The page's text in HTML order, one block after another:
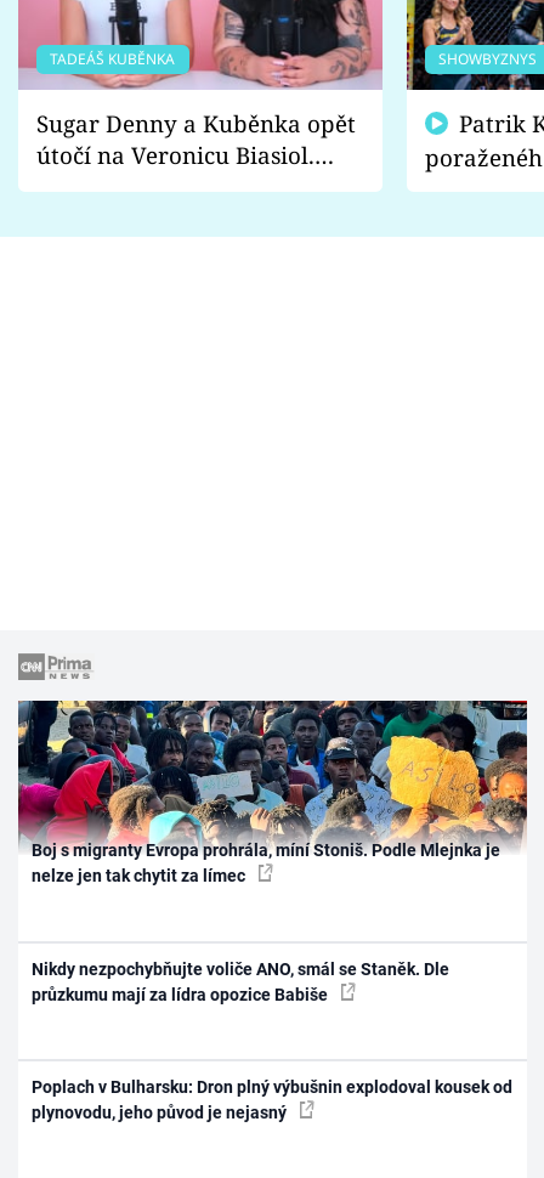
TADEÁŠ KUBĚNKA
Sugar Denny a Kuběnka opět
útočí na Veronicu Biasiol.
Proč je podle nich falešná a
SHOWBYZNYS
fanoušci
Boj s migranty Evropa prohrála, míní Stoniš. Podle Mlejnka je
nelze jen tak chytit za límec
Nikdy nezpochybňujte voliče ANO, smál se Staněk. Dle
průzkumu mají za lídra opozice Babiše
Poplach v Bulharsku: Dron plný výbušnin explodoval kousek od
plynovodu, jeho původ je nejasný